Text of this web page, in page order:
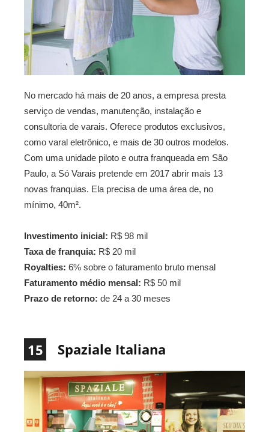
No mercado há mais de 20 anos, a empresa presta
serviço de vendas, manutenção, instalação e
consultoria de varais. Oferece produtos exclusivos,
como varal eletrônico, e mais de 30 outros modelos.
Com uma unidade piloto e outra franqueada em São
Paulo, a Só Varais pretende em 2017 abrir mais 13
novas franquias. Ela precisa de uma área de, no
mínimo, 40m².
Investimento inicial: R$ 98 mil
Taxa de franquia: R$ 20 mil
Royalties: 6% sobre o faturamento bruto mensal
Faturamento médio mensal: R$ 50 mil
Prazo de retorno: de 24 a 30 meses
15 Spaziale Italiana